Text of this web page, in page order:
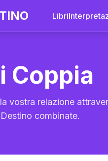
Libri
Coppia
vostra relazione
combinate.